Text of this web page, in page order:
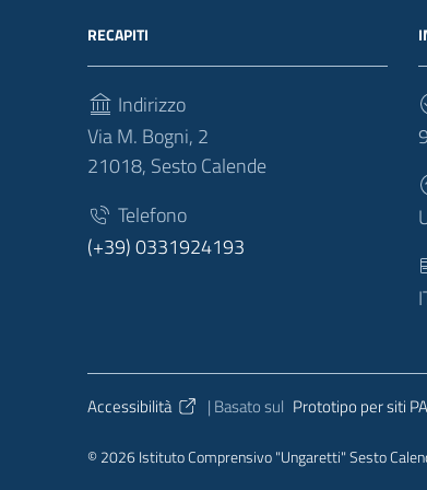
RECAPITI
Indirizzo
Via M. Bogni, 2
21018, Sesto Calende
Telefono
(+39) 0331924193
Sezione Link Utili
Accessibilità | Basato sul Prototipo per siti
© 2026 Istituto Comprensivo "Ungaretti" Sesto